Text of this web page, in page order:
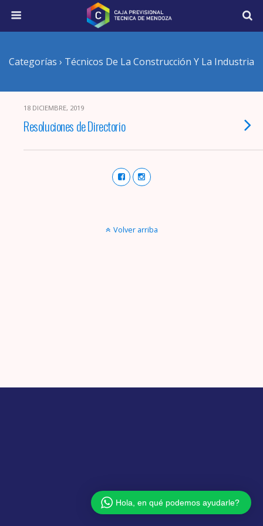
Categorías › Técnicos De La Construcción Y La Industria
18 DICIEMBRE, 2019
Resoluciones de Directorio
Volver arriba
Hola, en qué podemos ayudarle?